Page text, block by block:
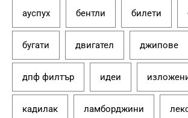
ауспух бентли билети
бугати двигател джипове
дпф филтър идеи
кадилак ламборджини